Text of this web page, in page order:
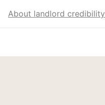
About landlord credibility